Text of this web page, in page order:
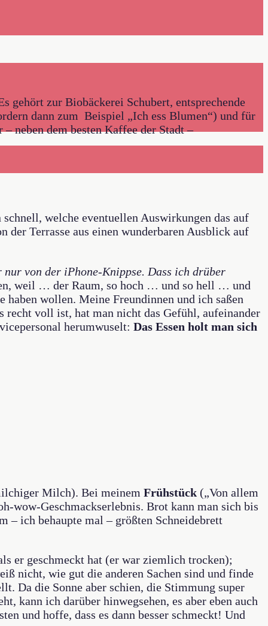
gehört zur Biobäckerei Schubert, entsprechende
dann zum Beispiel „Ich ess Blumen“) und für
neben dem besten Kaffee der Stadt –
welche eventuellen Auswirkungen das auf
der Terrasse aus einen wunderbaren Ausblick auf
nur von der iPhone-Knippse. Dass ich drüber
weil … der Raum, so hoch … und so hell … und
wollen. Meine Freundinnen und ich saßen
recht voll ist, hat man nicht das Gefühl, aufeinander
herumwuselt: Das Essen holt man sich
Milch). Bei meinem Frühstück („Von allem
wow-Geschmackserlebnis. Brot kann man sich bis
– ich behaupte mal – größten Schneidebrett
er geschmeckt hat (er war ziemlich trocken);
nicht, wie gut die anderen Sachen sind und finde
Da die Sonne aber schien, die Stimmung super
kann ich darüber hinwegsehen, es aber eben auch
und hoffe, dass es dann besser schmeckt! Und